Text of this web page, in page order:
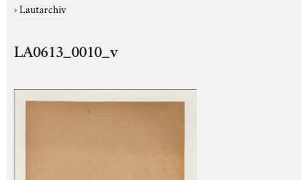
›Lautarchiv
LA0613_0010_v